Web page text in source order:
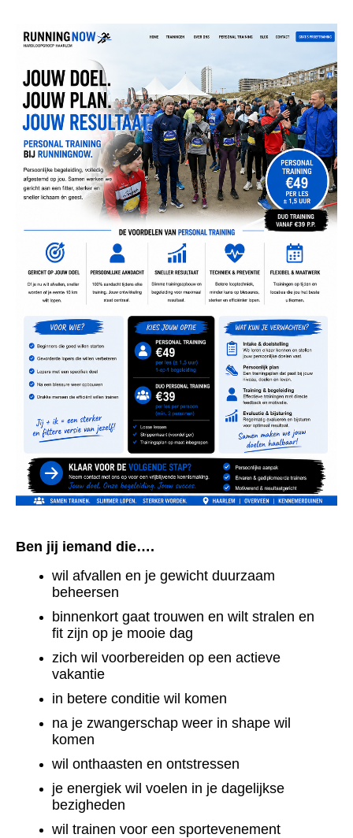
Ben jij iemand die….
wil afvallen en je gewicht duurzaam
beheersen
binnenkort gaat trouwen en wilt stralen en
fit zijn op je mooie dag
zich wil voorbereiden op een actieve
vakantie
in betere conditie wil komen
na je zwangerschap weer in shape wil
komen
wil onthaasten en ontstressen
je energiek wil voelen in je dagelijkse
bezigheden
wil trainen voor een sportevenement